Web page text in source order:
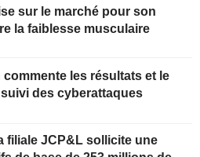
sur le marché pour son
la faiblesse musculaire
commente les résultats et le
des cyberattaques
filiale JCP&L sollicite une